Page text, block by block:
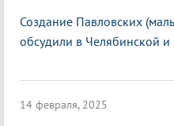
Создание Павловских
обсудили в Челябинской и
14 февраля, 2025